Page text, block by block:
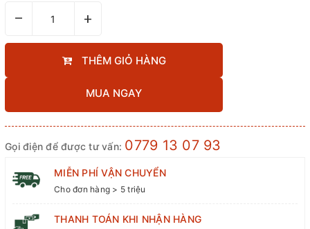
– +
THÊM GIỎ HÀNG
MUA NGAY
Gọi điện để được tư vấn: 0779 13 07 93
MIỄN PHÍ VẬN CHUYỂN
Cho đơn hàng > 5 triệu
THANH TOÁN KHI NHẬN HÀNG